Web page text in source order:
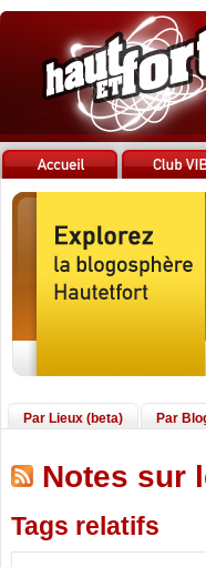
Par Lieux (beta) Par
Notes sur
Tags relatifs